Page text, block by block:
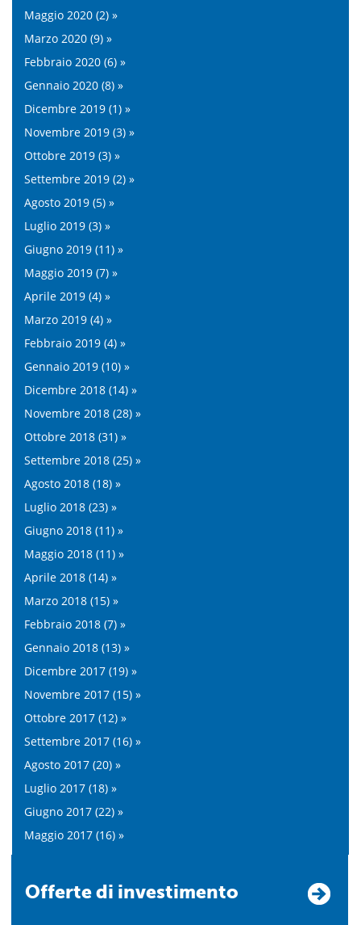
Maggio 2020 (2) »
Marzo 2020 (9) »
Febbraio 2020 (6) »
Gennaio 2020 (8) »
Dicembre 2019 (1) »
Novembre 2019 (3) »
Ottobre 2019 (3) »
Settembre 2019 (2) »
Agosto 2019 (5) »
Luglio 2019 (3) »
Giugno 2019 (11) »
Maggio 2019 (7) »
Aprile 2019 (4) »
Marzo 2019 (4) »
Febbraio 2019 (4) »
Gennaio 2019 (10) »
Dicembre 2018 (14) »
Novembre 2018 (28) »
Ottobre 2018 (31) »
Settembre 2018 (25) »
Agosto 2018 (18) »
Luglio 2018 (23) »
Giugno 2018 (11) »
Maggio 2018 (11) »
Aprile 2018 (14) »
Marzo 2018 (15) »
Febbraio 2018 (7) »
Gennaio 2018 (13) »
Dicembre 2017 (19) »
Novembre 2017 (15) »
Ottobre 2017 (12) »
Settembre 2017 (16) »
Agosto 2017 (20) »
Luglio 2017 (18) »
Giugno 2017 (22) »
Maggio 2017 (16) »
Offerte di investimento